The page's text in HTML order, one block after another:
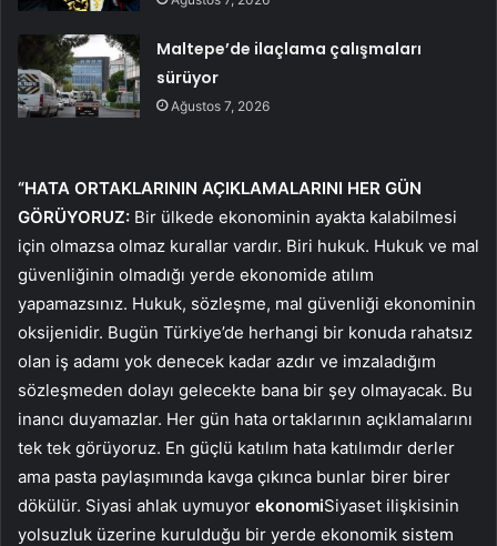
Maltepe’de ilaçlama çalışmaları
sürüyor
Ağustos 7, 2026
“HATA ORTAKLARININ AÇIKLAMALARINI HER GÜN
GÖRÜYORUZ: Bir ülkede ekonominin ayakta kalabilmesi
için olmazsa olmaz kurallar vardır. Biri hukuk. Hukuk ve mal
güvenliğinin olmadığı yerde ekonomide atılım
yapamazsınız. Hukuk, sözleşme, mal güvenliği ekonominin
oksijenidir. Bugün Türkiye’de herhangi bir konuda rahatsız
olan iş adamı yok denecek kadar azdır ve imzaladığım
sözleşmeden dolayı gelecekte bana bir şey olmayacak. Bu
inancı duyamazlar. Her gün hata ortaklarının açıklamalarını
tek tek görüyoruz. En güçlü katılım hata katılımdır derler
ama pasta paylaşımında kavga çıkınca bunlar birer birer
dökülür. Siyasi ahlak uymuyor ekonomiSiyaset ilişkisinin
yolsuzluk üzerine kurulduğu bir yerde ekonomik sistem